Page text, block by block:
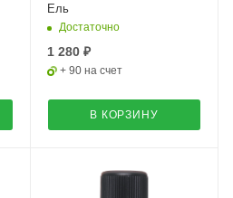
Ель
Достаточно
1 280 ₽
+ 90 на счет
В КОРЗИНУ